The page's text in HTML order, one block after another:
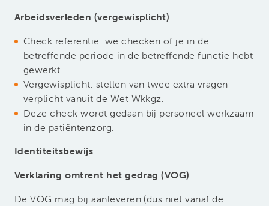
Arbeidsverleden (vergewisplicht)
Check referentie: we checken of je in de
betreffende periode in de betreffende functie hebt
gewerkt.
Vergewisplicht: stellen van twee extra vragen
verplicht vanuit de Wet Wkkgz.
Deze check wordt gedaan bij personeel werkzaam
in de patiëntenzorg.
Identiteitsbewijs
Verklaring omtrent het gedrag (VOG)
De VOG mag bij aanleveren (dus niet vanaf de